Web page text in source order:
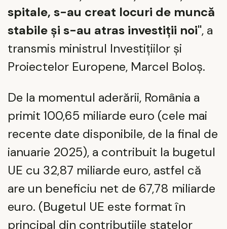
spitale, s-au creat locuri de muncă
stabile și s-au atras investiții noi", a
transmis ministrul Investițiilor și
Proiectelor Europene, Marcel Boloș.
De la momentul aderării, România a
primit 100,65 miliarde euro (cele mai
recente date disponibile, de la final de
ianuarie 2025), a contribuit la bugetul
UE cu 32,87 miliarde euro, astfel că
are un beneficiu net de 67,78 miliarde
euro. (Bugetul UE este format în
principal din contribuțiile statelor